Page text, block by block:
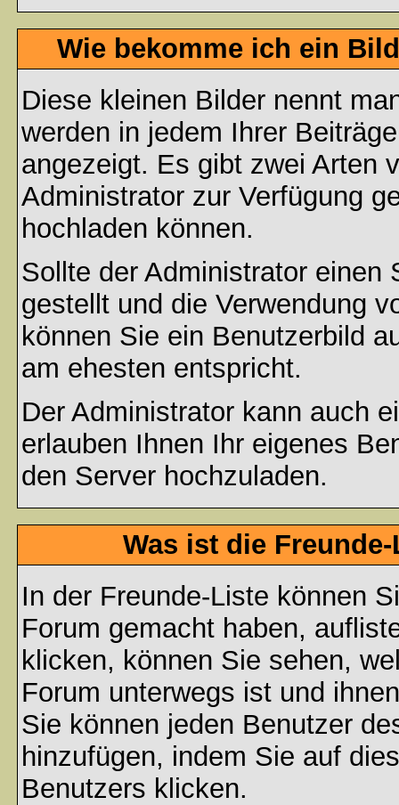
Wie bekomme ich ein
Diese kleinen Bilder nennt
werden in jedem Ihrer
angezeigt. Es gibt zwei Arten
Administrator zur Verfügung
hochladen können.
Sollte der Administrator einen
gestellt und die Verwendung
können Sie ein Benutzerbild
am ehesten entspricht.
Der Administrator kann auch
erlauben Ihnen Ihr eigenes
den Server hochzuladen.
Was ist die
In der Freunde-Liste können
Forum gemacht haben,
klicken, können Sie sehen,
Forum unterwegs ist und
Sie können jeden Benutzer
hinzufügen, indem Sie auf
Benutzers klicken.